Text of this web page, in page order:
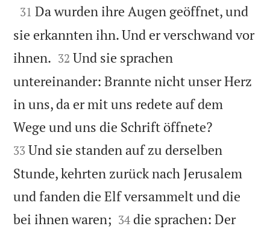

31 Da wurden ihre Augen geöffnet, und
sie erkannten ihn. Und er verschwand vor
ihnen. 

32 Und sie sprachen
untereinander: Brannte nicht unser Herz
in uns, da er mit uns redete auf dem
Wege und uns die Schrift öffnete?
33 Und sie standen auf zu derselben
Stunde, kehrten zurück nach Jerusalem
und fanden die Elf versammelt und die
bei ihnen waren; 

34 die sprachen: Der